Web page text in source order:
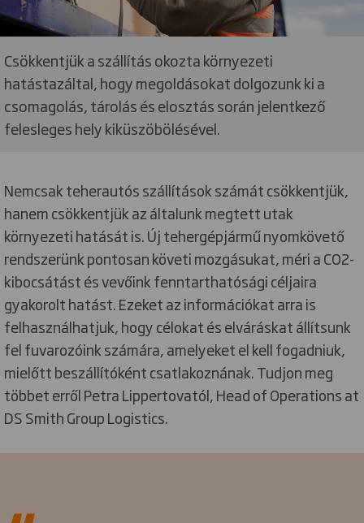
Csökkentjük a szállítás okozta környezeti
hatástazáltal, hogy megoldásokat dolgozunk ki a
csomagolás, tárolás és elosztás során jelentkező
felesleges hely kiküszöbölésével.
Nemcsak teherautós szállítások számát csökkentjük,
hanem csökkentjük az általunk megtett utak
környezeti hatását is. Új tehergépjármű nyomkövető
rendszerünk pontosan követi mozgásukat, méri a CO2-
kibocsátást és vevőink fenntarthatósági céljaira
gyakorolt hatást. Ezeket az információkat arra is
felhasználhatjuk, hogy célokat és elváráskat állítsunk
fel fuvarozóink számára, amelyeket el kell fogadniuk,
mielőtt beszállítóként csatlakoznának. Tudjon meg
többet erről Petra Lippertovatól, Head of Operations at
DS Smith Group Logistics.